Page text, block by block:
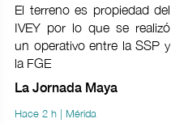
El terreno es propiedad del
IVEY por lo que se realizó
un operativo entre la SSP y
la FGE
La Jornada Maya
Hace 2 h | Mérida